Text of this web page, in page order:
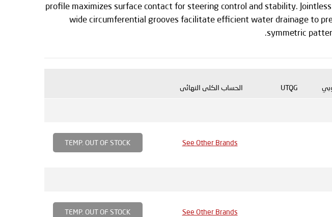
profile maximizes surface contact for steering control and stability.
wide circumferential grooves facilitate efficient water drainage to
symmetric
UTQG الحساب الكلى النهائى
See Other Brands
TEMP. OUT OF STOCK
See Other Brands
TEMP. OUT OF STOCK